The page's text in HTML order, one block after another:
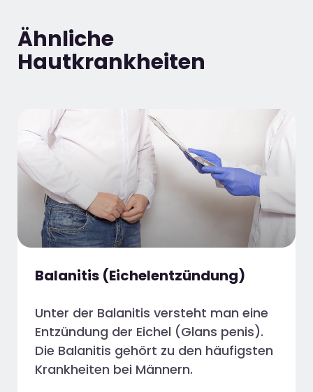
Ähnliche
Hautkrankheiten
Balanitis (Eichelentzündung)
Unter der Balanitis versteht man eine
Entzündung der Eichel (Glans penis).
Die Balanitis gehört zu den häufigsten
Krankheiten bei Männern.